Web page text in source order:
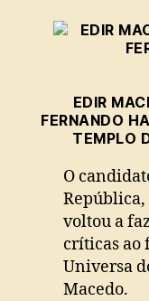
EDIR
FERNANDO
TEMPLO
O
República,
voltou a
críticas ao
Universa
Macedo.